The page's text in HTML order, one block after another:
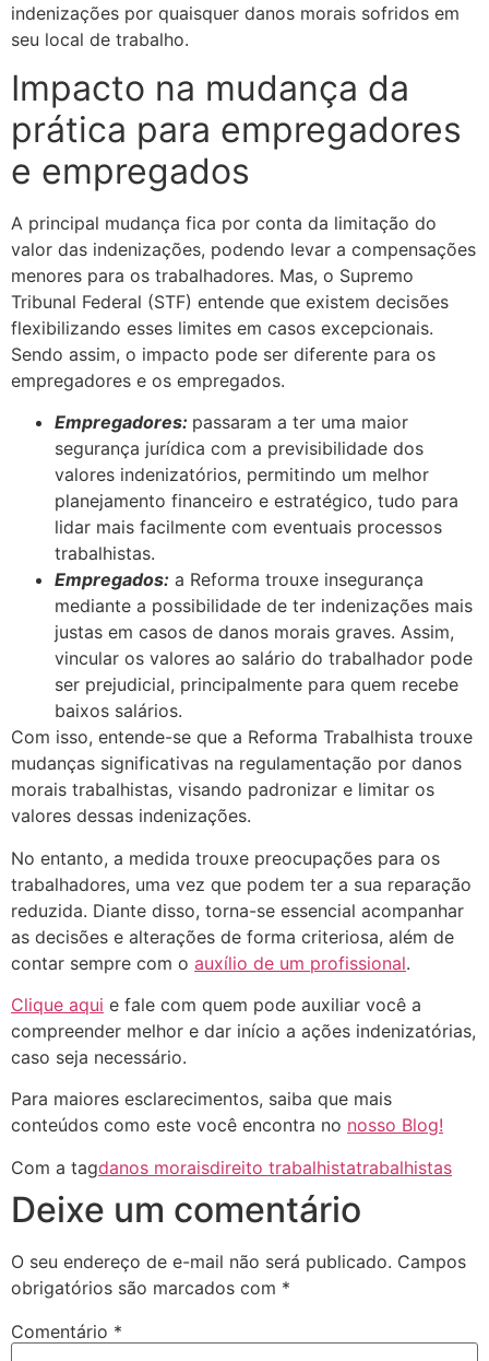
indenizações por quaisquer danos morais sofridos em
seu local de trabalho.
Impacto na mudança da
prática para empregadores
e empregados
A principal mudança fica por conta da limitação do
valor das indenizações, podendo levar a compensações
menores para os trabalhadores. Mas, o Supremo
Tribunal Federal (STF) entende que existem decisões
flexibilizando esses limites em casos excepcionais.
Sendo assim, o impacto pode ser diferente para os
empregadores e os empregados.
Empregadores: passaram a ter uma maior
segurança jurídica com a previsibilidade dos
valores indenizatórios, permitindo um melhor
planejamento financeiro e estratégico, tudo para
lidar mais facilmente com eventuais processos
trabalhistas.
Empregados: a Reforma trouxe insegurança
mediante a possibilidade de ter indenizações mais
justas em casos de danos morais graves. Assim,
vincular os valores ao salário do trabalhador pode
ser prejudicial, principalmente para quem recebe
baixos salários.
Com isso, entende-se que a Reforma Trabalhista trouxe
mudanças significativas na regulamentação por danos
morais trabalhistas, visando padronizar e limitar os
valores dessas indenizações.
No entanto, a medida trouxe preocupações para os
trabalhadores, uma vez que podem ter a sua reparação
reduzida. Diante disso, torna-se essencial acompanhar
as decisões e alterações de forma criteriosa, além de
contar sempre com o auxílio de um profissional.
Clique aqui e fale com quem pode auxiliar você a
compreender melhor e dar início a ações indenizatórias,
caso seja necessário.
Para maiores esclarecimentos, saiba que mais
conteúdos como este você encontra no nosso Blog!
Com a tagdanos moraisdireito trabalhistatrabalhistas
Deixe um comentário
O seu endereço de e-mail não será publicado. Campos
obrigatórios são marcados com *
Comentário *